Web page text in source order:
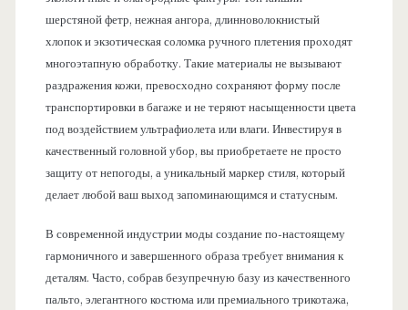
шерстяной фетр, нежная ангора, длинноволокнистый
хлопок и экзотическая соломка ручного плетения проходят
многоэтапную обработку. Такие материалы не вызывают
раздражения кожи, превосходно сохраняют форму после
транспортировки в багаже и не теряют насыщенности цвета
под воздействием ультрафиолета или влаги. Инвестируя в
качественный головной убор, вы приобретаете не просто
защиту от непогоды, а уникальный маркер стиля, который
делает любой ваш выход запоминающимся и статусным.
В современной индустрии моды создание по-настоящему
гармоничного и завершенного образа требует внимания к
деталям. Часто, собрав безупречную базу из качественного
пальто, элегантного костюма или премиального трикотажа,